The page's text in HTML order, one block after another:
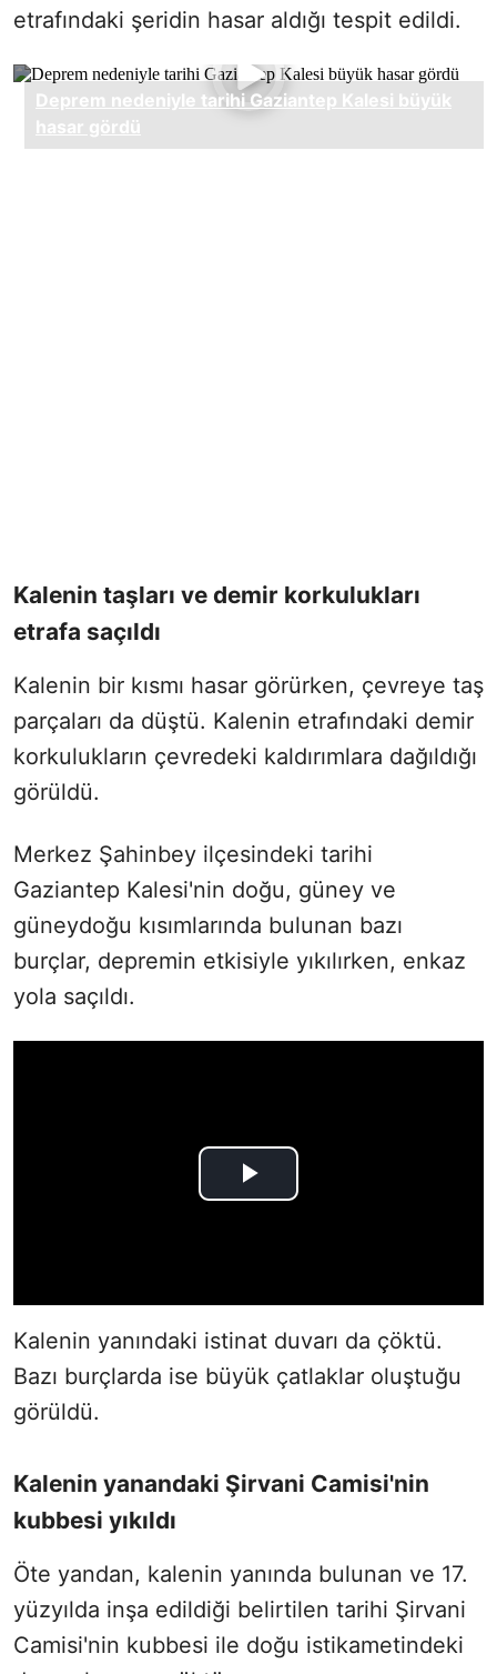
etrafındaki şeridin hasar aldığı tespit edildi.
Kalenin taşları ve demir korkulukları
etrafa saçıldı
Kalenin bir kısmı hasar görürken, çevreye taş
parçaları da düştü. Kalenin etrafındaki demir
korkulukların çevredeki kaldırımlara dağıldığı
görüldü.
Merkez Şahinbey ilçesindeki tarihi
Gaziantep Kalesi'nin doğu, güney ve
güneydoğu kısımlarında bulunan bazı
burçlar, depremin etkisiyle yıkılırken, enkaz
yola saçıldı.
Kalenin yanındaki istinat duvarı da çöktü.
Bazı burçlarda ise büyük çatlaklar oluştuğu
görüldü.
Kalenin yanandaki Şirvani Camisi'nin
kubbesi yıkıldı
Öte yandan, kalenin yanında bulunan ve 17.
yüzyılda inşa edildiği belirtilen tarihi Şirvani
Camisi'nin kubbesi ile doğu istikametindeki